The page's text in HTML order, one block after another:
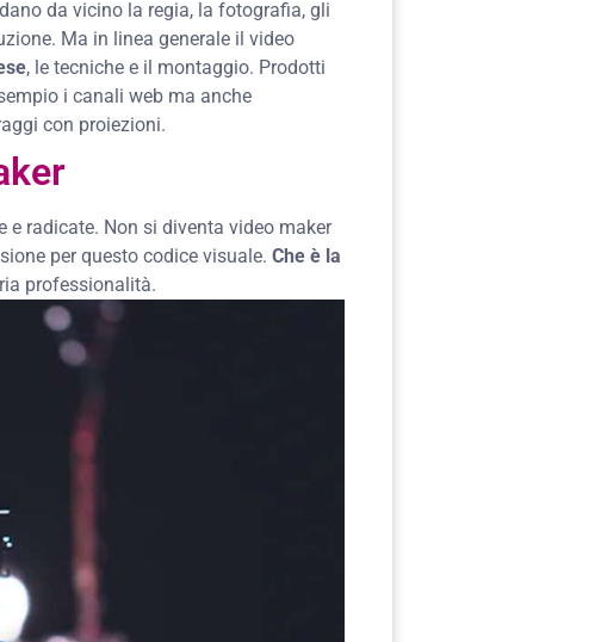
da vicino la regia, la fotografia, gli
Ma in linea generale il video
, le tecniche e il montaggio. Prodotti
i canali web ma anche
con proiezioni.
radicate. Non si diventa video maker
per questo codice visuale. Che è la
professionalità.